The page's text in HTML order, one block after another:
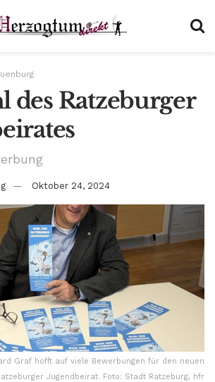
des Ratzeburger
Oktober 24, 2024
Graf hofft auf viele Bewerbungen für den neuen
Jugendbeirat. Foto: Stadt Ratzeburg, hfr